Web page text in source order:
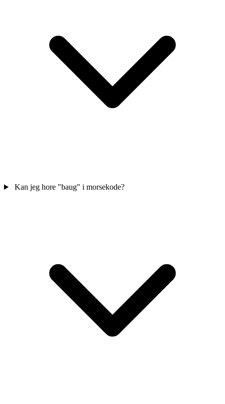
Kan jeg hore "baug" i morsekode?